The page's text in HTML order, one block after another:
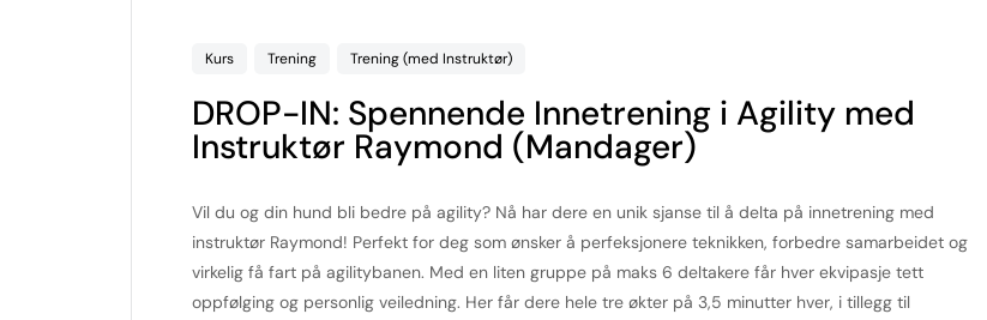
Kurs Trening Trening (med Instruktør)
DROP-IN: Spennende Innetrening i Agility med
Instruktør Raymond (Mandager)
Vil du og din hund bli bedre på agility? Nå har dere en unik sjanse til å delta på innetrening med
instruktør Raymond! Perfekt for deg som ønsker å perfeksjonere teknikken, forbedre samarbeidet og
virkelig få fart på agilitybanen. Med en liten gruppe på maks 6 deltakere får hver ekvipasje tett
oppfølging og personlig veiledning. Her får dere hele tre økter på 3,5 minutter hver, i tillegg til